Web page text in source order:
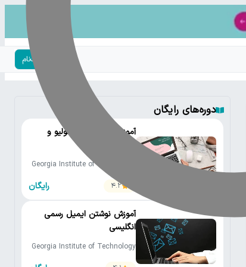
ورود | ثبت‌نام
دوره‌های رایگان
آموزش ساختن پورتفولیو و
Georgia Institute of Technology
• Amalia B. Stephens
4.2
رایگان
آموزش نوشتن ایمیل رسمی
انگلیسی
Georgia Institute of Technology